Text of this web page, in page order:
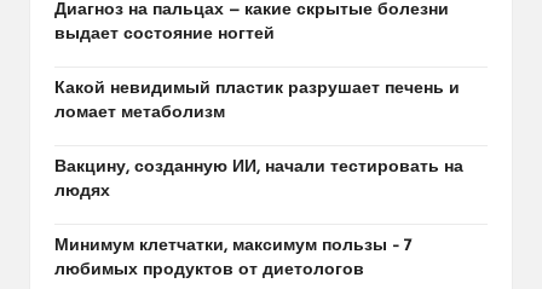
Диагноз на пальцах — какие скрытые болезни
выдает состояние ногтей
Какой невидимый пластик разрушает печень и
ломает метаболизм
Вакцину, созданную ИИ, начали тестировать на
людях
Минимум клетчатки, максимум пользы – 7
любимых продуктов от диетологов